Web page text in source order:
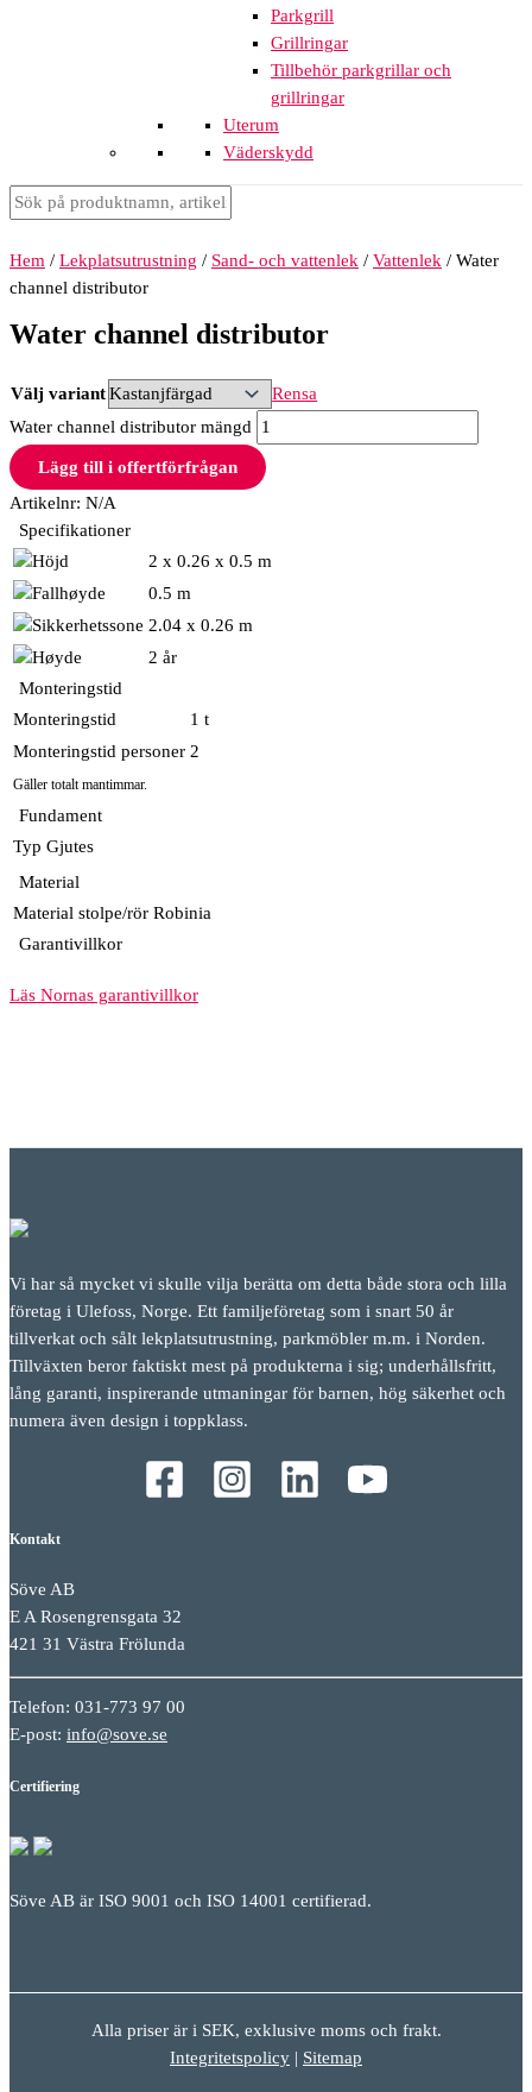
Parkgrill
Grillringar
Tillbehör parkgrillar och
grillringar
Uterum
Väderskydd
Hem / Lekplatsutrustning / Sand- och vattenlek / Vattenlek / Water
channel distributor
Water channel distributor
Välj variant
Rensa
Water channel distributor mängd
Lägg till i offertförfrågan
Artikelnr: N/A
Specifikationer
2 x 0.26 x 0.5 m
0.5 m
2.04 x 0.26 m
2 år
Monteringstid
Monteringstid
1 t
Monteringstid personer 2
Gäller totalt mantimmar.
Fundament
Typ Gjutes
Material
Material stolpe/rör Robinia
Garantivillkor
Läs Nornas garantivillkor
Vi har så mycket vi skulle vilja berätta om detta både stora och lilla
företag i Ulefoss, Norge. Ett familjeföretag som i snart 50 år
tillverkat och sålt lekplatsutrustning, parkmöbler m.m. i Norden.
Tillväxten beror faktiskt mest på produkterna i sig; underhållsfritt,
lång garanti, inspirerande utmaningar för barnen, hög säkerhet och
numera även design i toppklass.
Kontakt
Söve AB
E A Rosengrensgata 32
421 31 Västra Frölunda
Telefon: 031-773 97 00
E-post: info@sove.se
Certifiering
Söve AB är ISO 9001 och ISO 14001 certifierad.
Alla priser är i SEK, exklusive moms och frakt.
Integritetspolicy | Sitemap